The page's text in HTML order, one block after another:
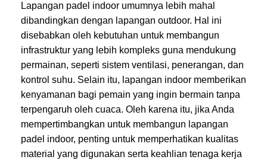
Lapangan padel indoor umumnya lebih mahal
dibandingkan dengan lapangan outdoor. Hal ini
disebabkan oleh kebutuhan untuk membangun
infrastruktur yang lebih kompleks guna mendukung
permainan, seperti sistem ventilasi, penerangan, dan
kontrol suhu. Selain itu, lapangan indoor memberikan
kenyamanan bagi pemain yang ingin bermain tanpa
terpengaruh oleh cuaca. Oleh karena itu, jika Anda
mempertimbangkan untuk membangun lapangan
padel indoor, penting untuk memperhatikan kualitas
material yang digunakan serta keahlian tenaga kerja